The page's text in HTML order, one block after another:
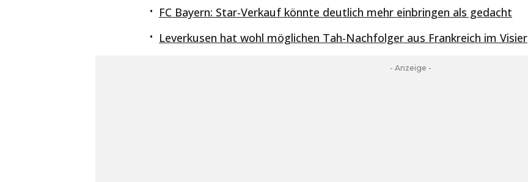
FC Bayern: Star-Verkauf könnte deutlich mehr einbringen als gedacht
Leverkusen hat wohl möglichen Tah-Nachfolger aus Frankreich im Visier
- Anzeige -